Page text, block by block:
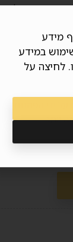
והביצועים
לבצע בעצימות
מה שהופך אותו
ידי הפחתת
יותר.
לשפר את
להתייעץ
מידע
במידע
לחיצה על